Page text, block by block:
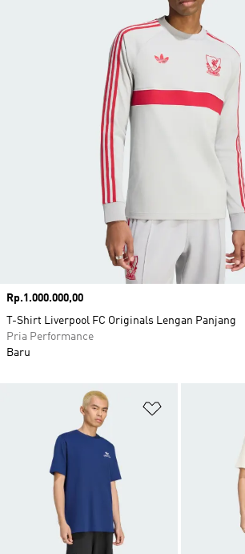
Tambahkan
Harga
Rp.1.000.000,00
T-Shirt Liverpool FC Originals Lengan Panjang
Pria Performance
Baru